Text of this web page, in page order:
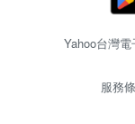
Yahoo台灣
服務